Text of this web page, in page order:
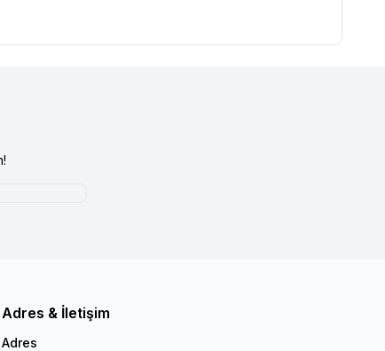
Adres & İletişim
Adres